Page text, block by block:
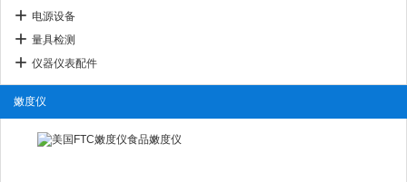
电源设备
量具检测
仪器仪表配件
嫩度仪